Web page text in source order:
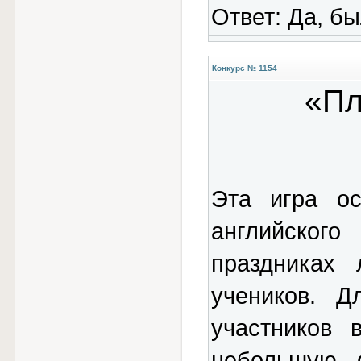
Ответ: Да,
Конкурс № 1154
Эта игра
учеников.